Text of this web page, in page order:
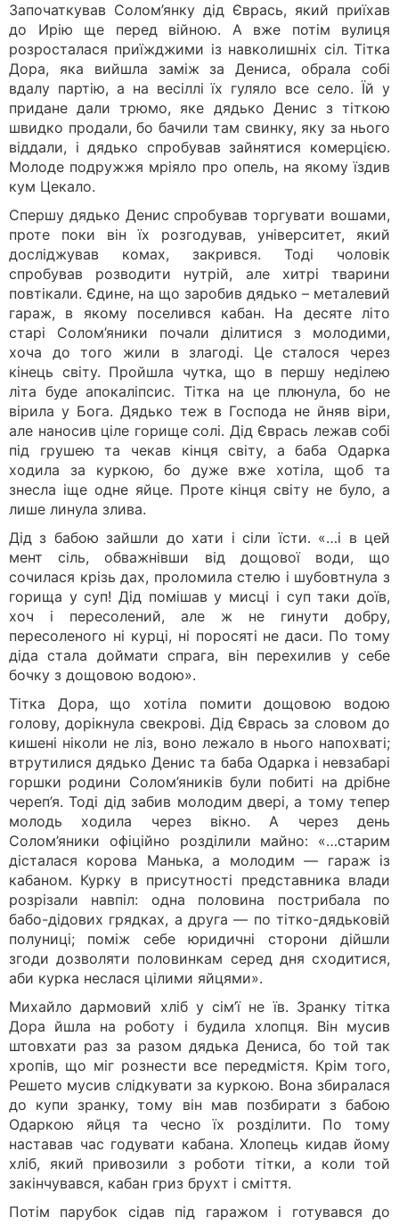
Започаткував Солом’янку дід Єврась, який приїхав
до Ирію ще перед війною. А вже потім вулиця
розросталася приїжджими із навколишніх сіл. Тітка
Дора, яка вийшла заміж за Дениса, обрала собі
вдалу партію, а на весіллі їх гуляло все село. Їй у
придане дали трюмо, яке дядько Денис з тіткою
швидко продали, бо бачили там свинку, яку за нього
віддали, і дядько спробував зайнятися комерцією.
Молоде подружжя мріяло про опель, на якому їздив
кум Цекало.
Спершу дядько Денис спробував торгувати вошами,
проте поки він їх розгодував, університет, який
досліджував комах, закрився. Тоді чоловік
спробував розводити нутрій, але хитрі тварини
повтікали. Єдине, на що заробив дядько – металевий
гараж, в якому поселився кабан. На десяте літо
старі Солом’яники почали ділитися з молодими,
хоча до того жили в злагоді. Це сталося через
кінець світу. Пройшла чутка, що в першу неділею
літа буде апокаліпсис. Тітка на це плюнула, бо не
вірила у Бога. Дядько теж в Господа не йняв віри,
але наносив ціле горище солі. Дід Єврась лежав собі
під грушею та чекав кінця світу, а баба Одарка
ходила за куркою, бо дуже вже хотіла, щоб та
знесла іще одне яйце. Проте кінця світу не було, а
лише линула злива.
Дід з бабою зайшли до хати і сіли їсти. «…і в цей
мент сіль, обважнівши від дощової води, що
сочилася крізь дах, проломила стелю і шубовтнула з
горища у суп! Дід помішав у мисці і суп таки доїв,
хоч і пересолений, але ж не гинути добру,
пересоленого ні курці, ні поросяті не даси. По тому
діда стала доймати спрага, він перехилив у себе
бочку з дощовою водою».
Тітка Дора, що хотіла помити дощовою водою
голову, дорікнула свекрові. Дід Єврась за словом до
кишені ніколи не ліз, воно лежало в нього напохваті;
втрутилися дядько Денис та баба Одарка і невзабарі
горшки родини Солом’яників були побиті на дрібне
череп’я. Тоді дід забив молодим двері, а тому тепер
молодь ходила через вікно. А через день
Солом’яники офіційно розділили майно: «…старим
дісталася корова Манька, а молодим — гараж із
кабаном. Курку в присутності представника влади
розрізали навпіл: одна половина пострибала по
бабо-дідових грядках, а друга — по тітко-дядьковій
полуниці; поміж себе юридичні сторони дійшли
згоди дозволяти половинкам серед дня сходитися,
аби курка неслася цілими яйцями».
Михайло дармовий хліб у сім’ї не їв. Зранку тітка
Дора йшла на роботу і будила хлопця. Він мусив
штовхати раз за разом дядька Дениса, бо той так
хропів, що міг рознести все передмістя. Крім того,
Решето мусив слідкувати за куркою. Вона збиралася
до купи зранку, тому він мав позбирати з бабою
Одаркою яйця та чесно їх розділити. По тому
наставав час годувати кабана. Хлопець кидав йому
хліб, який привозили з роботи тітки, а коли той
закінчувався, кабан гриз брухт і сміття.
Потім парубок сідав під гаражом і готувався до